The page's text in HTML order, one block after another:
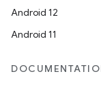
Android 12
Android 11